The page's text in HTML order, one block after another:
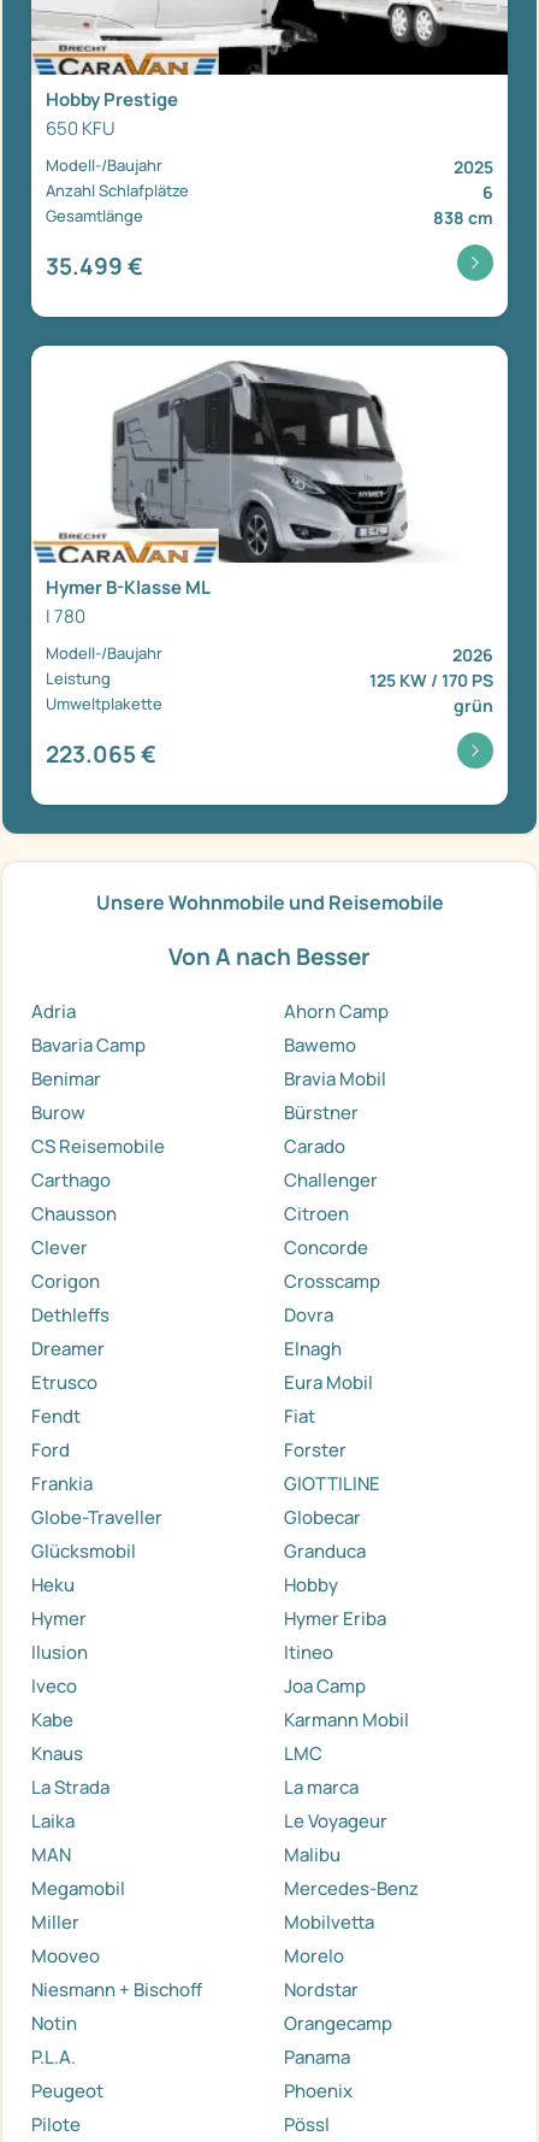
Hobby Prestige
650 KFU
Modell-/Baujahr 2025
Anzahl Schlafplätze 6
Gesamtlänge 838 cm
35.499 €
Hymer B-Klasse ML
I 780
Modell-/Baujahr 2026
Leistung 125 KW / 170 PS
Umweltplakette grün
223.065 €
Unsere Wohnmobile und Reisemobile
Von A nach Besser
Adria
Ahorn Camp
Bavaria Camp
Bawemo
Benimar
Bravia Mobil
Burow
Bürstner
CS Reisemobile
Carado
Carthago
Challenger
Chausson
Citroen
Clever
Concorde
Corigon
Crosscamp
Dethleffs
Dovra
Dreamer
Elnagh
Etrusco
Eura Mobil
Fendt
Fiat
Ford
Forster
Frankia
GIOTTILINE
Globe-Traveller
Globecar
Glücksmobil
Granduca
Heku
Hobby
Hymer
Hymer Eriba
Ilusion
Itineo
Iveco
Joa Camp
Kabe
Karmann Mobil
Knaus
LMC
La Strada
La marca
Laika
Le Voyageur
MAN
Malibu
Megamobil
Mercedes-Benz
Miller
Mobilvetta
Mooveo
Morelo
Niesmann + Bischoff
Nordstar
Notin
Orangecamp
P.L.A.
Panama
Peugeot
Phoenix
Pilote
Pössl